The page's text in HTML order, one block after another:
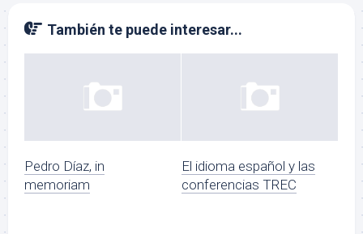
También te puede interesar...
Pedro Díaz, in
memoriam
El idioma español y las
conferencias TREC